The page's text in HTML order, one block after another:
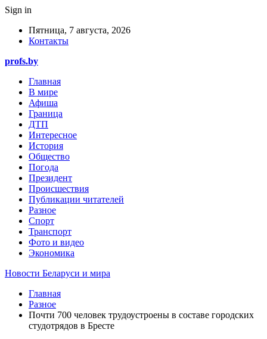
Sign in
Пятница, 7 августа, 2026
Контакты
profs.by
Главная
В мире
Афиша
Граница
ДТП
Интересное
История
Общество
Погода
Президент
Происшествия
Публикации читателей
Разное
Спорт
Транспорт
Фото и видео
Экономика
Новости Беларуси и мира
Главная
Разное
Почти 700 человек трудоустроены в составе городских
студотрядов в Бресте